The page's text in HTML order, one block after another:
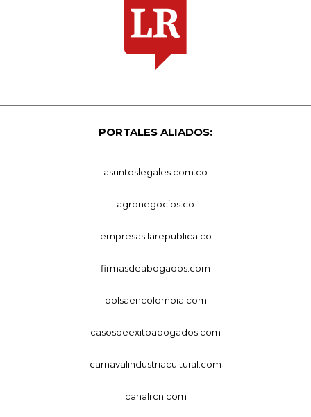
PORTALES ALIADOS:
asuntoslegales.com.co
agronegocios.co
empresas.larepublica.co
firmasdeabogados.com
bolsaencolombia.com
casosdeexitoabogados.com
carnavalindustriacultural.com
canalrcn.com